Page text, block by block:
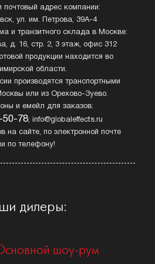
почтовый адрес компании:
ул. им. Петрова, 39А-4
и транзитного склада в Москве:
д. 16, стр. 2, 3 этаж, офис 312
продукции находится во
области.
производятся транспортными
или из Орехово-Зуево.
и емейл для заказов:
50-78; info@globaleffects.ru
сайте, по электронной почте
по телефону!
дилеры:
шоу-рум